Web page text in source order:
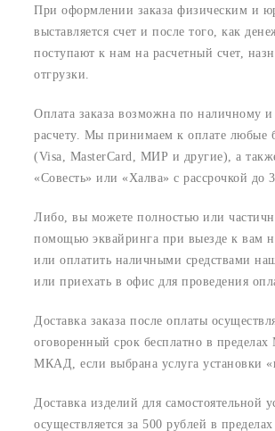
При оформлении заказа физическим и
выставляется счет и после того, как
поступают к нам на расчетный счет,
отгрузки.
Оплата заказа возможна по наличному
расчету. Мы принимаем к оплате любые
(Visa, MasterCard, МИР и другие), а
«Совесть» или «Халва» с рассрочкой до 3
Либо, вы можете полностью или
помощью эквайринга при выезде к вам
или оплатить наличными средствами
или приехать в офис для проведения
Доставка заказа после оплаты
оговоренный срок бесплатно в
МКАД, если выбрана услуга установки
Доставка изделий для самостоятельной
осуществляется за 500 рублей в